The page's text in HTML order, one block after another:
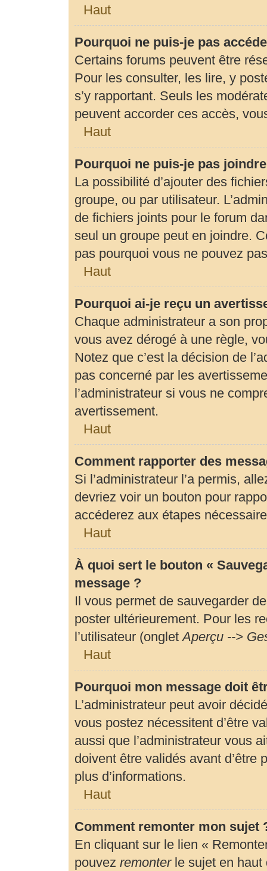
Haut
Pourquoi ne puis-je pas
Certains forums peuvent être
Pour les consulter, les lire, y
s’y rapportant. Seuls les
peuvent accorder ces accès,
Haut
Pourquoi ne puis-je pas
La possibilité d’ajouter des
groupe, ou par utilisateur.
de fichiers joints pour le forum
seul un groupe peut en joindre.
pas pourquoi vous ne pouvez
Haut
Pourquoi ai-je reçu un
Chaque administrateur a son
vous avez dérogé à une règle,
Notez que c’est la décision de
pas concerné par les
l’administrateur si vous ne
avertissement.
Haut
Comment rapporter des
Si l’administrateur l’a permis,
devriez voir un bouton pour
accéderez aux étapes
Haut
À quoi sert le bouton «
message ?
Il vous permet de sauvegarder
poster ultérieurement. Pour les
l’utilisateur (ongletAperçu -->
Haut
Pourquoi mon message doit
L’administrateur peut avoir
vous postez nécessitent d’être
aussi que l’administrateur vous
doivent être validés avant d’être
plus d’informations.
Haut
Comment remonter mon sujet
En cliquant sur le lien «
pouvez remonterle sujet en haut